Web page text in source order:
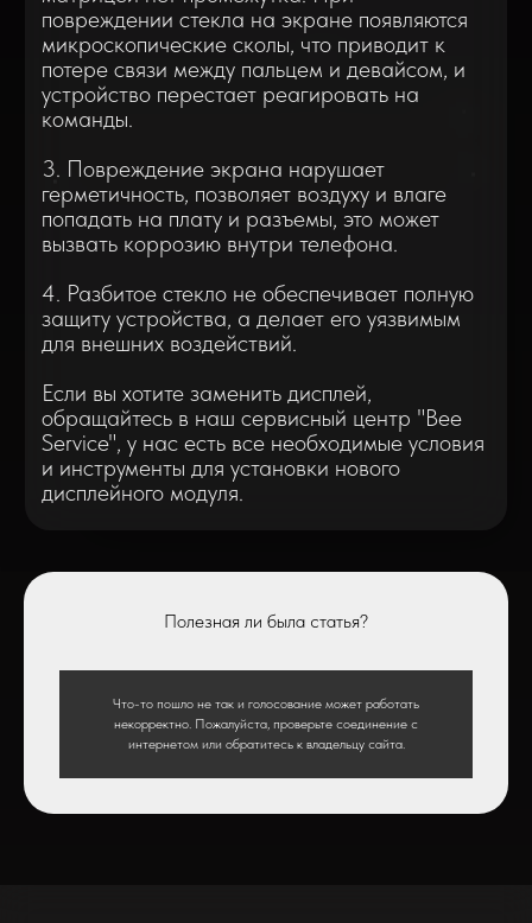
Полезная ли была статья?
Что-то пошло не так и голосование может работать
некорректно. Пожалуйста, проверьте соединение с
интернетом или обратитесь к владельцу сайта.
* - время ремонта может меняться в зависимости от модели устройства и
** - окончательная цена на ремонт может быть названа после полной